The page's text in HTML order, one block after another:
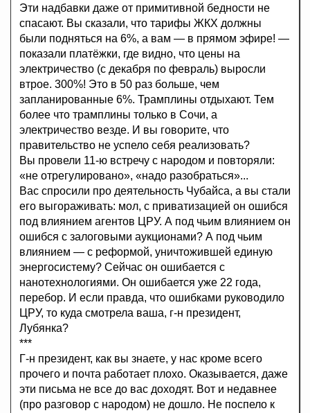
Эти надбавки даже от примитивной бедности не
спасают. Вы сказали, что тарифы ЖКХ должны
были подняться на 6%, а вам — в прямом эфире! —
показали платёжки, где видно, что цены на
электричество (с декабря по февраль) выросли
втрое. 300%! Это в 50 раз больше, чем
запланированные 6%. Трамплины отдыхают. Тем
более что трамплины только в Сочи, а
электричество везде. И вы говорите, что
правительство не успело себя реализовать?
Вы провели 11-ю встречу с народом и повторяли:
«не отрегулировано», «надо разобраться»...
Вас спросили про деятельность Чубайса, а вы стали
его выгораживать: мол, с приватизацией он ошибся
под влиянием агентов ЦРУ. А под чьим влиянием он
ошибся с залоговыми аукционами? А под чьим
влиянием — с реформой, уничтожившей единую
энергосистему? Сейчас он ошибается с
нанотехнологиями. Он ошибается уже 22 года,
перебор. И если правда, что ошибками руководило
ЦРУ, то куда смотрела ваша, г-н президент,
Лубянка?
***
Г-н президент, как вы знаете, у нас кроме всего
прочего и почта работает плохо. Оказывается, даже
эти письма не все до вас доходят. Вот и недавнее
(про разговор с народом) не дошло. Не поспело к